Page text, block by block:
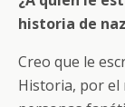
historia de
Creo que le
Historia, por el